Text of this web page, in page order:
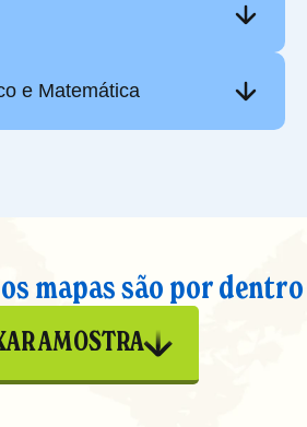
e Matemática
os mapas são por dentro
AMOSTRA